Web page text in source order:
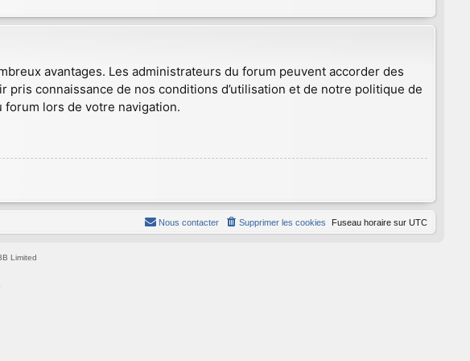
avantages. Les administrateurs du forum peuvent accorder des
connaissance de nos conditions d’utilisation et de notre politique de
lors de votre navigation.
Fuseau horaire sur UTC
Supprimer les cookies
Nous contacter
Limited